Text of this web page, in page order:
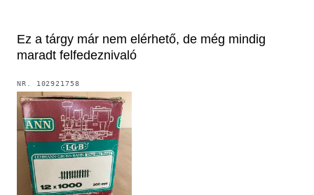
Ez a tárgy már nem elérhető, de még mindig
maradt felfedeznivaló
NR. 102921758